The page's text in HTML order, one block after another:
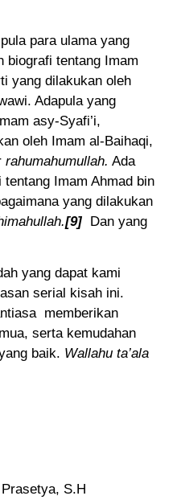
para ulama yang
biografi tentang Imam
yang dilakukan oleh
Adapula yang
asy-Syafi’i,
oleh Imam al-Baihaqi,
rahumahumullah. Ada
Imam Ahmad bin
yang dilakukan
[9] Dan yang
yang dapat kami
serial kisah ini.
memberikan
serta kemudahan
baik. Wallahu ta’ala
S.H